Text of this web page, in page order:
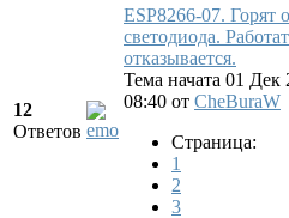
12
Ответов
ESP8266-07. Горят
светодиода.
отказывается.
Тема начата 01 Дек
08:40 от CheBuraW
Страница:
1
2
3